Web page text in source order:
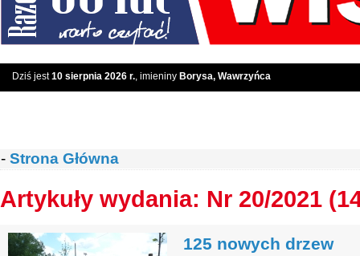
Dziś jest10 sierpnia 2026 r., imieniny Borysa, Wawrzyńca
- Strona Główna
Artykuły wydania: Nr 20/2021
125 nowych drzew